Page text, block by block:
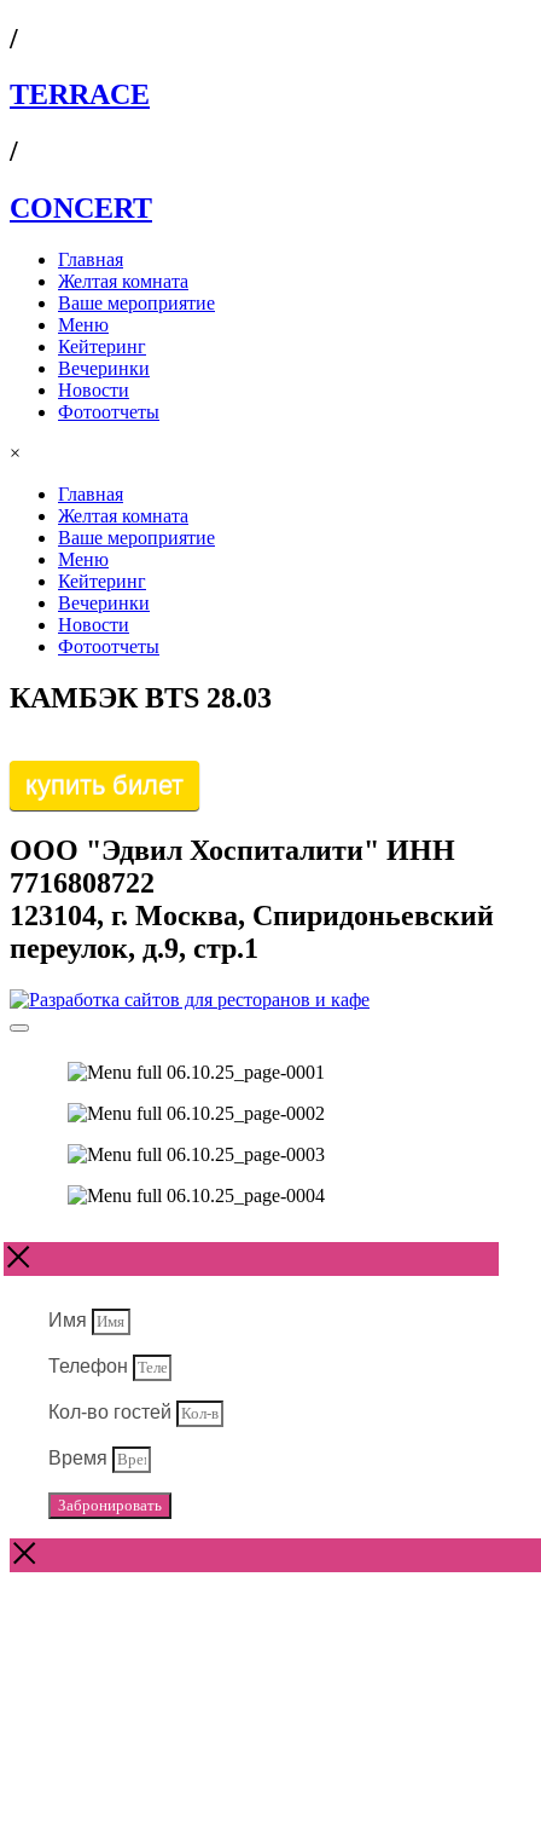
/
TERRACE
/
СONCERT
Главная
Желтая комната
Ваше мероприятие
Меню
Кейтеринг
Вечеринки
Новости
Фотоотчеты
×
Главная
Желтая комната
Ваше мероприятие
Меню
Кейтеринг
Вечеринки
Новости
Фотоотчеты
КАМБЭК BTS 28.03
купить билет
ООО "Эдвил Хоспиталити" ИНН
7716808722
123104, г. Москва, Спиридоньевский
переулок, д.9, стр.1
Имя
Телефон
Кол-во гостей
Время
Забронировать